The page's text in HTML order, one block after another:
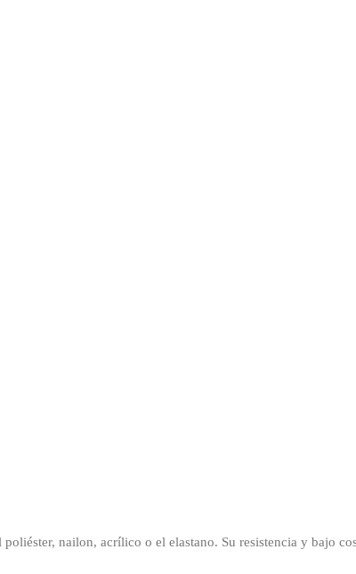
nailon, acrílico o el elastano. Su resistencia y bajo